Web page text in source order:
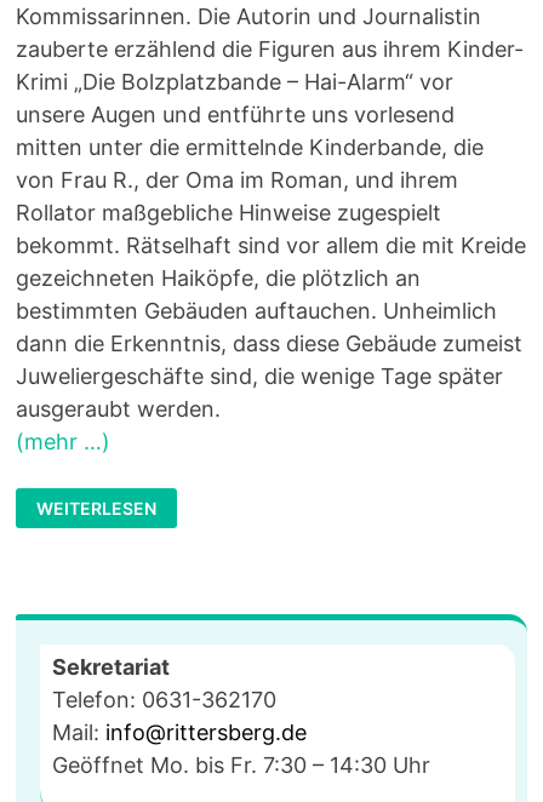
Kommissarinnen. Die Autorin und Journalistin
zauberte erzählend die Figuren aus ihrem Kinder-
Krimi „Die Bolzplatzbande – Hai-Alarm“ vor
unsere Augen und entführte uns vorlesend
mitten unter die ermittelnde Kinderbande, die
von Frau R., der Oma im Roman, und ihrem
Rollator maßgebliche Hinweise zugespielt
bekommt. Rätselhaft sind vor allem die mit Kreide
gezeichneten Haiköpfe, die plötzlich an
bestimmten Gebäuden auftauchen. Unheimlich
dann die Erkenntnis, dass diese Gebäude zumeist
Juweliergeschäfte sind, die wenige Tage später
ausgeraubt werden.
(mehr …)
„HAI-
ALARM“
MIT
DES
IN
RHEINLAND-
WEITERLESEN
Sekretariat
Telefon: 0631-362170
Mail: info@rittersberg.de
Geöffnet Mo. bis Fr. 7:30 – 14:30 Uhr